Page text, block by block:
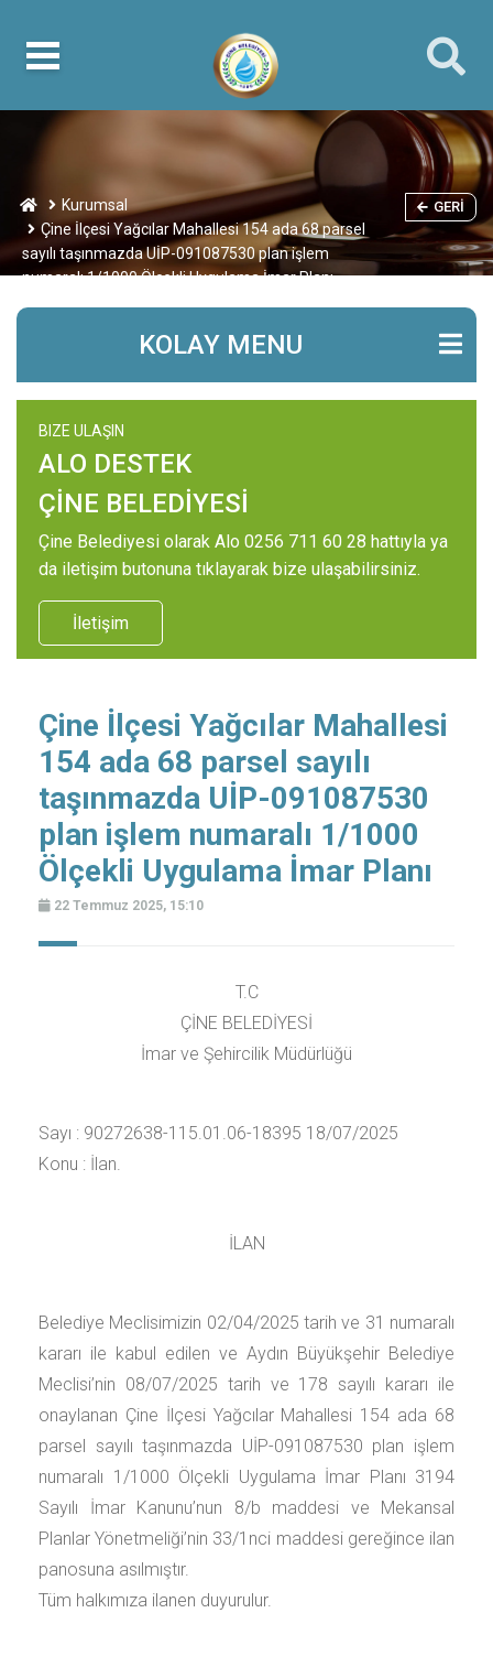
Kurumsal
Çine İlçesi Yağcılar Mahallesi 154 ada 68 parsel
sayılı taşınmazda UİP-091087530 plan işlem
numaralı 1/1000 Ölçekli Uygulama İmar Planı
GERI
KOLAY MENU
BIZE ULAŞIN
ALO DESTEK
ÇİNE BELEDİYESİ
Çine Belediyesi olarak Alo 0256 711 60 28 hattıyla ya
da iletişim butonuna tıklayarak bize ulaşabilirsiniz.
İletişim
Çine İlçesi Yağcılar Mahallesi
154 ada 68 parsel sayılı
taşınmazda UİP-091087530
plan işlem numaralı 1/1000
Ölçekli Uygulama İmar Planı
22 Temmuz 2025, 15:10
T.C
ÇİNE BELEDİYESİ
İmar ve Şehircilik Müdürlüğü
Sayı : 90272638-115.01.06-18395 18/07/2025
Konu : İlan.
İLAN
Belediye Meclisimizin 02/04/2025 tarih ve 31 numaralı
kararı ile kabul edilen ve Aydın Büyükşehir Belediye
Meclisi’nin 08/07/2025 tarih ve 178 sayılı kararı ile
onaylanan Çine İlçesi Yağcılar Mahallesi 154 ada 68
parsel sayılı taşınmazda UİP-091087530 plan işlem
numaralı 1/1000 Ölçekli Uygulama İmar Planı 3194
Sayılı İmar Kanunu’nun 8/b maddesi ve Mekansal
Planlar Yönetmeliği’nin 33/1nci maddesi gereğince ilan
panosuna asılmıştır.
Tüm halkımıza ilanen duyurulur.